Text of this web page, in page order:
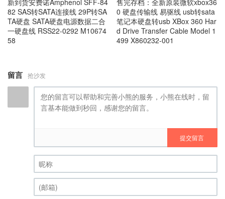
82 SAS转SATA连接线 29P转SA
TA硬盘 SATA硬盘电源数据二合
一硬盘线 RSS22-0292 M10674
58
0 硬盘传输线 易驱线 usb转sata
笔记本硬盘转usb XBox 360 Har
d Drive Transfer Cable Model 1
499 X860232-001
留言 抢沙发
提交留言
昵称 (必填)